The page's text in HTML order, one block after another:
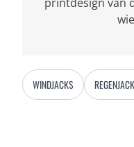
WINDJACKS